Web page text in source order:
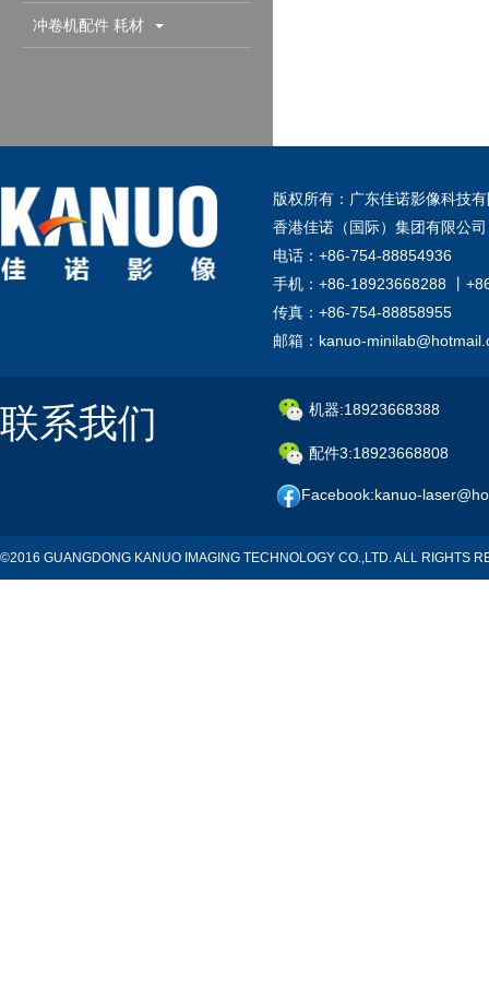
配件耗材
冲卷机配件 耗材
版权所有：广东佳诺影像科技
香港佳诺（国际）集团有限公
电话：+86-754-88854936
手机：+86-18923668288 丨
传真：+86-754-88858955
邮箱：kanuo-
联系我们 机器:18923668388
配件3:18923668808
Facebook:kanuo-
©2016 GUANGDONG KANUO IMAGING TECHNOLOGY CO.,LTD. ALL RIGHTS